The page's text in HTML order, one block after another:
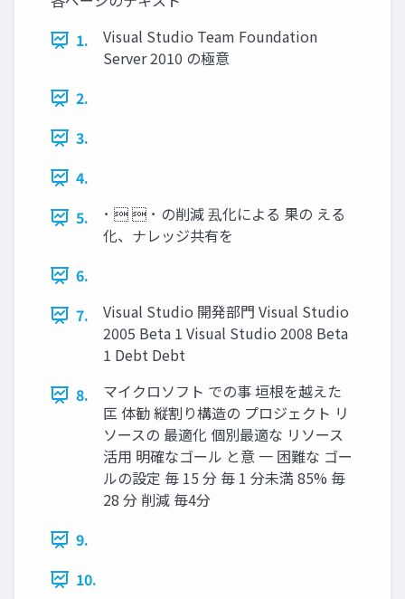
1.
Visual Studio Team Foundation
Server 2010 の極意
2.
3.
4.
5.
･   ･ の削減 厾化による 果の える
化、ナレッジ共有を
6.
7.
Visual Studio 開発部門 Visual Studio
2005 Beta 1 Visual Studio 2008 Beta
1 Debt Debt
8.
マイクロソフト での事 垣根を越えた
匞 体勧 縦割り構造の プロジェクト リ
ソースの 最適化 個別最適な リソース
活用 明確なゴール と意 一 困難な ゴー
ルの設定 毎 15 分 毎 1 分未満 85% 毎
28 分 削減 毎4分
9.
10.